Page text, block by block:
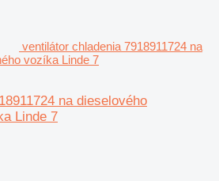
ventilátor chladenia 7918911724 na
vozíka Linde 7
na dieselového
Linde 7